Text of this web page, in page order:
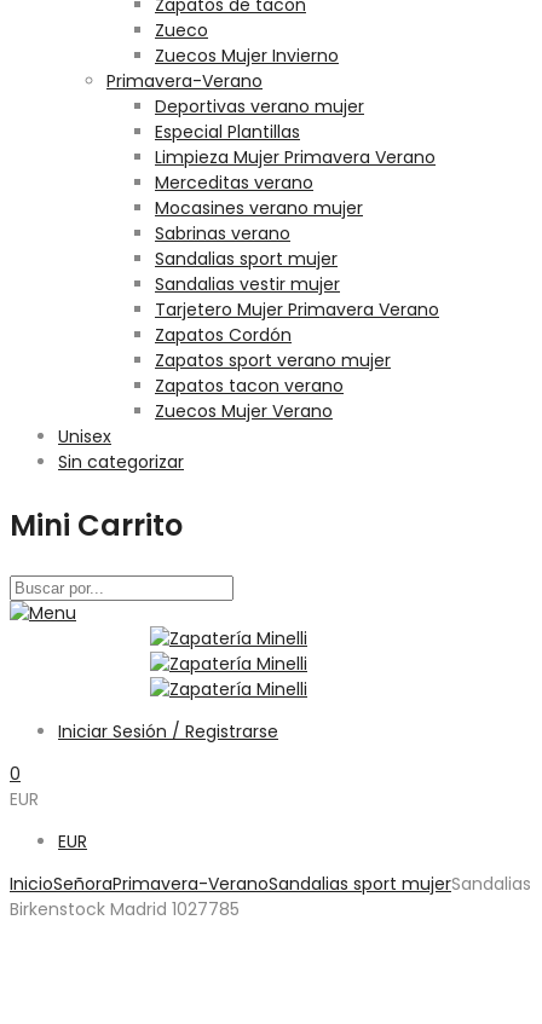
Zapatos de tacon
Zueco
Zuecos Mujer Invierno
Primavera-Verano
Deportivas verano mujer
Especial Plantillas
Limpieza Mujer Primavera Verano
Merceditas verano
Mocasines verano mujer
Sabrinas verano
Sandalias sport mujer
Sandalias vestir mujer
Tarjetero Mujer Primavera Verano
Zapatos Cordón
Zapatos sport verano mujer
Zapatos tacon verano
Zuecos Mujer Verano
Unisex
Sin categorizar
Mini Carrito
Iniciar Sesión / Registrarse
0
EUR
EUR
InicioSeñoraPrimavera-VeranoSandalias sport mujerSandalias
Birkenstock Madrid 1027785